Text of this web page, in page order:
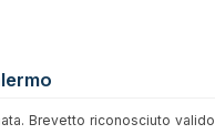
Brevetto riconosciuto valido